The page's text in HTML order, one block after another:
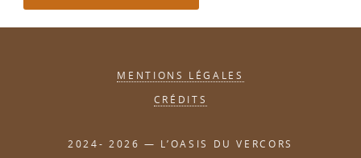
MENTIONS LÉGALES
CRÉDITS
2024- 2026 — L’OASIS DU VERCORS